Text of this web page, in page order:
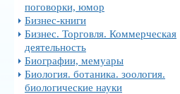
поговорки, юмор
Бизнес-книги
Бизнес. Торговля. Коммерческая
деятельность
Биографии, мемуары
Биология. ботаника. зоология.
биологические науки